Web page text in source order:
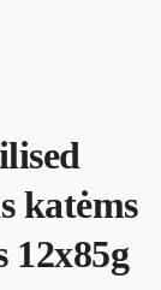
katėms
12x85g